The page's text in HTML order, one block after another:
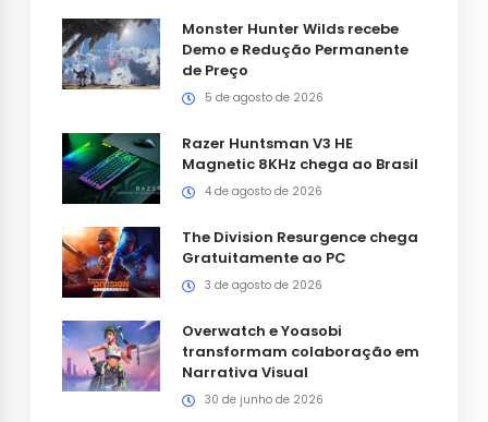
Monster Hunter Wilds recebe
Demo e Redução Permanente
de Preço
5 de agosto de 2026
Razer Huntsman V3 HE
Magnetic 8KHz chega ao Brasil
4 de agosto de 2026
The Division Resurgence chega
Gratuitamente ao PC
3 de agosto de 2026
Overwatch e Yoasobi
transformam colaboração em
Narrativa Visual
30 de junho de 2026